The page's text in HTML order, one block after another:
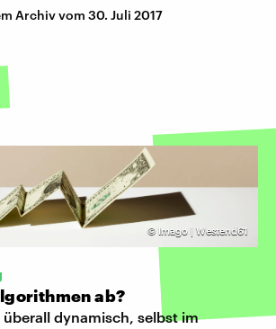
Archiv vom 30. Juli 2017
© Imago | Westend61
ab?
überall dynamisch, selbst im